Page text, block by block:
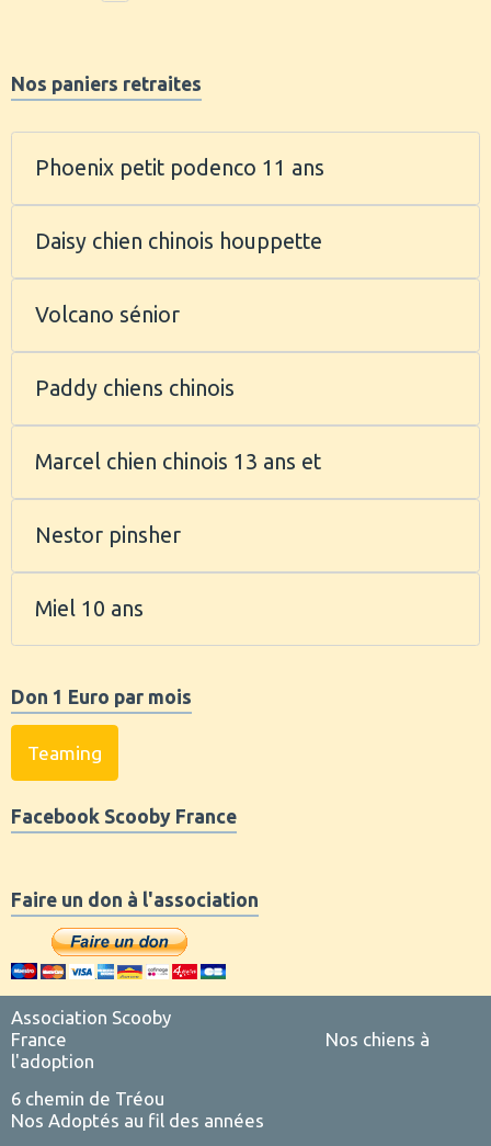
Nos paniers retraites
Phoenix petit podenco 11 ans
Daisy chien chinois houppette
Volcano sénior
Paddy chiens chinois
Marcel chien chinois 13 ans et
Nestor pinsher
Miel 10 ans
Don 1 Euro par mois
Teaming
Facebook Scooby France
Faire un don à l'association
Association Scooby
France Nos chiens à
l'adoption
6 chemin de Tréou
Nos Adoptés au fil des années